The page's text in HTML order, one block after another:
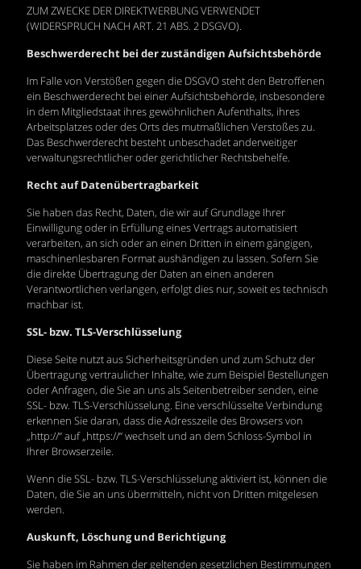
ZUM ZWECKE DER DIREKTWERBUNG VERWENDET
(WIDERSPRUCH NACH ART. 21 ABS. 2 DSGVO).
Beschwerderecht bei der zuständigen Aufsichtsbehörde
Im Falle von Verstößen gegen die DSGVO steht den Betroffenen
ein Beschwerderecht bei einer Aufsichtsbehörde, insbesondere
in dem Mitgliedstaat ihres gewöhnlichen Aufenthalts, ihres
Arbeitsplatzes oder des Orts des mutmaßlichen Verstoßes zu.
Das Beschwerderecht besteht unbeschadet anderweitiger
verwaltungsrechtlicher oder gerichtlicher Rechtsbehelfe.
Recht auf Datenübertragbarkeit
Sie haben das Recht, Daten, die wir auf Grundlage Ihrer
Einwilligung oder in Erfüllung eines Vertrags automatisiert
verarbeiten, an sich oder an einen Dritten in einem gängigen,
maschinenlesbaren Format aushändigen zu lassen. Sofern Sie
die direkte Übertragung der Daten an einen anderen
Verantwortlichen verlangen, erfolgt dies nur, soweit es technisch
machbar ist.
SSL- bzw. TLS-Verschlüsselung
Diese Seite nutzt aus Sicherheitsgründen und zum Schutz der
Übertragung vertraulicher Inhalte, wie zum Beispiel Bestellungen
oder Anfragen, die Sie an uns als Seitenbetreiber senden, eine
SSL- bzw. TLS-Verschlüsselung. Eine verschlüsselte Verbindung
erkennen Sie daran, dass die Adresszeile des Browsers von
„http://“ auf „https://“ wechselt und an dem Schloss-Symbol in
Ihrer Browserzeile.
Wenn die SSL- bzw. TLS-Verschlüsselung aktiviert ist, können die
Daten, die Sie an uns übermitteln, nicht von Dritten mitgelesen
werden.
Auskunft, Löschung und Berichtigung
Sie haben im Rahmen der geltenden gesetzlichen Bestimmungen